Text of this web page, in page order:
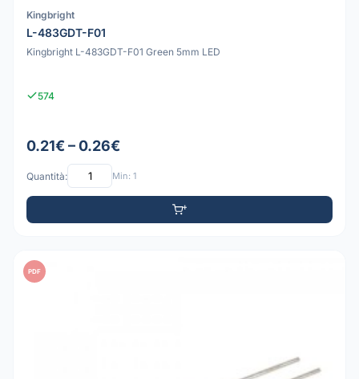
Kingbright
L-483GDT-F01
Kingbright L-483GDT-F01 Green 5mm LED
574
0.21€ – 0.26€
Quantità: Min: 1
PDF